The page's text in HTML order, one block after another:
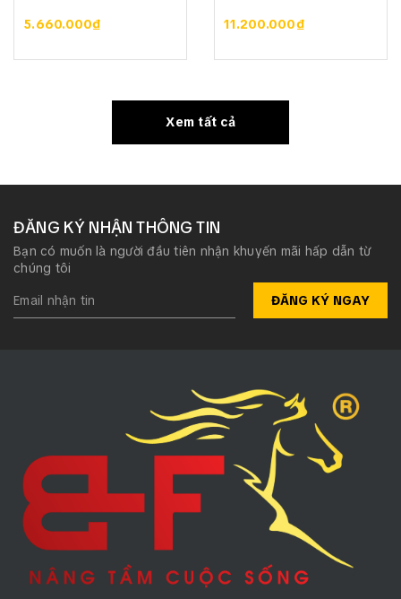
5.660.000₫ 11.200.000₫
Xem tất cả
ĐĂNG KÝ NHẬN THÔNG TIN
Bạn có muốn là người đầu tiên nhận khuyến mãi hấp dẫn từ
chúng tôi
ĐĂNG KÝ NGAY